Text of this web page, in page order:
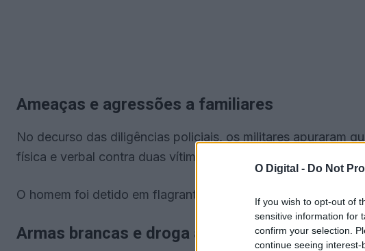
O Digital - Do Not
If you wish to opt-out of
sensitive information for
confirm your selection.
continue seeing
Ameaças e agressões a familiares
No decurso das diligências policiais, os militares apuraram
física e verbal contra duas vítimas, a sua mãe, de 52 anos, e
O homem foi detido em flagrante delito.
Armas brancas e droga apreendidas